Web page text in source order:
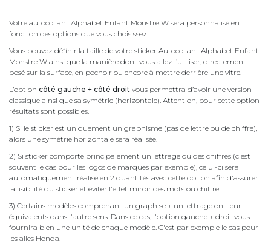
Votre autocollant Alphabet Enfant Monstre W sera personnalisé en
fonction des options que vous choisissez.
Vous pouvez définir la taille de votre sticker Autocollant Alphabet Enfant
Monstre W ainsi que la manière dont vous allez l’utiliser; directement
posé sur la surface, en pochoir ou encore à mettre derrière une vitre.
L’option côté gauche + côté droit vous permettra d’avoir une version
classique ainsi que sa symétrie (horizontale). Attention, pour cette option
résultats sont possibles.
1) Si le sticker est uniquement un graphisme (pas de lettre ou de chiffre),
alors une symétrie horizontale sera réalisée.
2) Si sticker comporte principalement un lettrage ou des chiffres (c'est
souvent le cas pour les logos de marques par exemple), celui-ci sera
automatiquement réalisé en 2 quantités avec cette option afin d'assurer
la lisibilité du sticker et éviter l'effet miroir des mots ou chiffre.
3) Certains modèles comprenant un graphise + un lettrage ont leur
équivalents dans l'autre sens. Dans ce cas, l'option gauche + droit vous
fournira bien une unité de chaque modèle. C'est par exemple le cas pour
les ailes Honda.